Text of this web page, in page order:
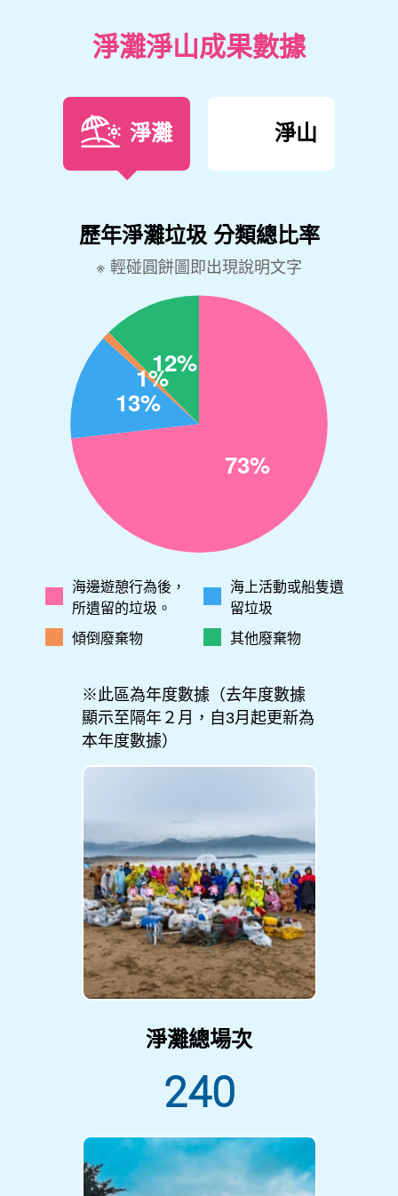
淨灘淨山成果數據
淨灘
海邊遊憩行為後，
所遺留的垃圾。
海上活動或船隻遺
留垃圾
傾倒廢棄物
其他廢棄物
※此區為年度數據（去年度數據
顯示至隔年２月，自3月起更新為
本年度數據）
淨灘總場次
240
淨山